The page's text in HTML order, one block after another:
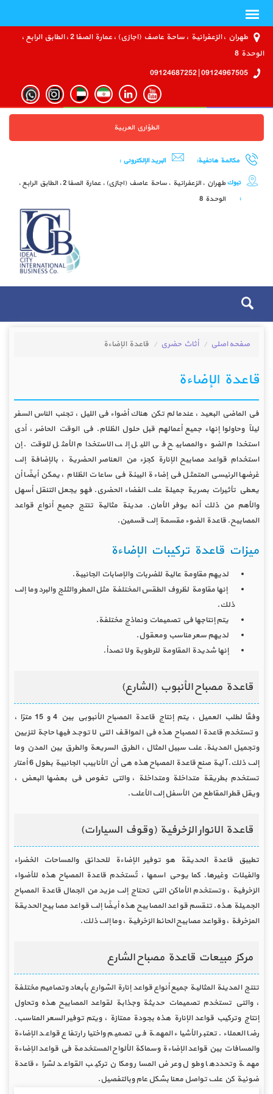
طهران ، الزعفرانية ، ساحة عاصف (اجازي) ، عمارة الصفا 2 ، الطابق الرابع ،
الوحدة 8
09124967505 | 09124687252
الطؤاري العربية
مكالمة هاتفية: البريد الإلكتروني :
تبوك
:
طهران ، الزعفرانية ، ساحة عاصف (اجازي) ، عمارة الصفا 2 ، الطابق الرابع ،
الوحدة 8
صفحه اصلی أثاث حضري قاعدة الإضاءة
قاعدة الإضاءة
في الماضي البعيد ، عندما لم تكن هناك أضواء في الليل ، تجنب الناس السفر
ليلاً وحاولوا إنهاء جميع أعمالهم قبل حلول الظلام. في الوقت الحاضر ، أدى
استخدام الضوء والمصابيح في الليل إلى الاستخدام الأمثل للوقت. إن
استخدام قواعد مصابيح الإنارة كجزء من العناصر الحضرية ، بالإضافة إلى
غرضها الرئيسي المتمثل في إضاءة البيئة في ساعات الظلام ، يمكن أيضًا أن
يعطي تأثيرات بصرية جميلة على الفضاء الحضري. فهو يجعل التنقل أسهل
والأهم من ذلك أنه يوفر الأمان. مدينة مثالية تنتج جميع أنواع قواعد
المصابيح. قاعدة الضوء مقسمة إلى قسمين.
ميزات قاعدة تركيبات الإضاءة
لديهم مقاومة عالية للضربات والإصابات الجانبية.
إنها مقاومة لظروف الطقس المختلفة مثل المطر والثلج والبرد وما إلى
ذلك.
يتم إنتاجها في تصميمات ونماذج مختلفة.
لديهم سعر مناسب ومعقول.
إنها شديدة المقاومة للرطوبة ولا تصدأ.
قاعدة مصباح الأنبوب (الشارع)
وفقًا لطلب العميل ، يتم إنتاج قاعدة المصباح الأنبوبي بين 4 و 15 مترًا ،
وتستخدم قاعدة المصباح هذه في المواقف التي لا توجد فيها حاجة لتزيين
وتجميل المدينة. على سبيل المثال ، الطرق السريعة والطرق بين المدن وما
إلى ذلك. آلية صنع قاعدة المصباح هذه هي أن الأنابيب الجانبية بطول 6 أمتار
تستخدم بطريقة متداخلة ومتداخلة ، والتي تغوص في بعضها البعض ،
ويقل قطر المقاطع من الأسفل إلى الأعلى.
قاعدة الانوار الزخرفية (وقوف السيارات)
تطبيق قاعدة الحديقة هو توفير الإضاءة للحدائق والمساحات الخضراء
والفيلات وغيرها. كما يوحي اسمها ، تُستخدم قاعدة المصباح هذه للأضواء
الزخرفية ، وتستخدم الأماكن التي تحتاج إلى مزيد من الجمال قاعدة المصباح
الجميلة هذه. تنقسم قواعد المصابيح هذه أيضًا إلى قواعد مصابيح الحديقة
المزخرفة ، وقواعد مصابيح الحائط الزخرفية ، وما إلى ذلك.
مركز مبيعات قاعدة مصباح الشارع
تنتج المدينة المثالية جميع أنواع قواعد إنارة الشوارع بأبعاد وتصاميم مختلفة
، والتي تستخدم تصميمات حديثة وجذابة لقواعد المصابيح هذه وتحاول
إنتاج وتركيب قواعد الإنارة هذه بجودة ممتازة ، ويتم توفير السعر المناسب.
رضا العملاء. تعتبر الأشياء المهمة في تصميم واختيار ارتفاع قواعد الإضاءة
والمسافات بين قواعد الإضاءة وسماكة الألواح المستخدمة في قواعد الإضاءة
مهمة وتحددها وطول وعرض المسار ومكان تركيب القواعد لشراء قاعدة
ضوئية كن على تواصل معنا بشكل عام وبالتفصيل.